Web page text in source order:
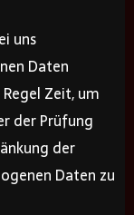
uns
Daten
Zeit, um
der Prüfung
der
Daten zu